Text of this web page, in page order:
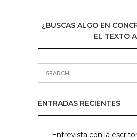
¿BUSCAS ALGO EN
EL TEXTO
ENTRADAS RECIENTES
Entrevista con la